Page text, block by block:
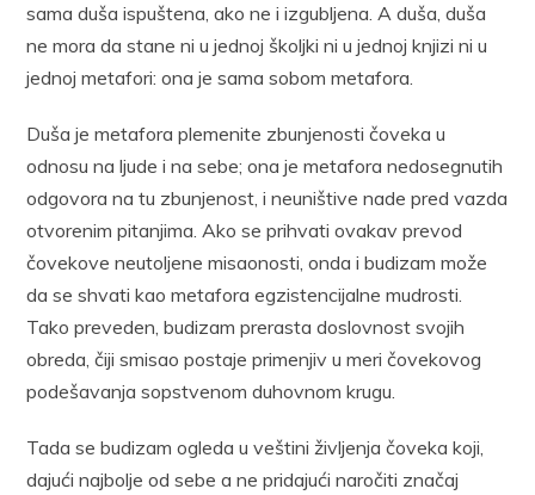
sama duša ispuštena, ako ne i izgubljena. A duša, duša
ne mora da stane ni u jednoj školjki ni u jednoj knjizi ni u
jednoj metafori: ona je sama sobom metafora.
Duša je metafora plemenite zbunjenosti čoveka u
odnosu na ljude i na sebe; ona je metafora nedosegnutih
odgovora na tu zbunjenost, i neuništive nade pred vazda
otvorenim pitanjima. Ako se prihvati ovakav prevod
čovekove neutoljene misaonosti, onda i budizam može
da se shvati kao metafora egzistencijalne mudrosti.
Tako preveden, budizam prerasta doslovnost svojih
obreda, čiji smisao postaje primenjiv u meri čovekovog
podešavanja sopstvenom duhovnom krugu.
Tada se budizam ogleda u veštini življenja čoveka koji,
dajući najbolje od sebe a ne pridajući naročiti značaj